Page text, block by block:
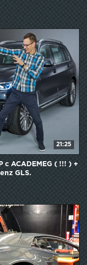
21:25
ACADEMEG ( !!! ) +
GLS.